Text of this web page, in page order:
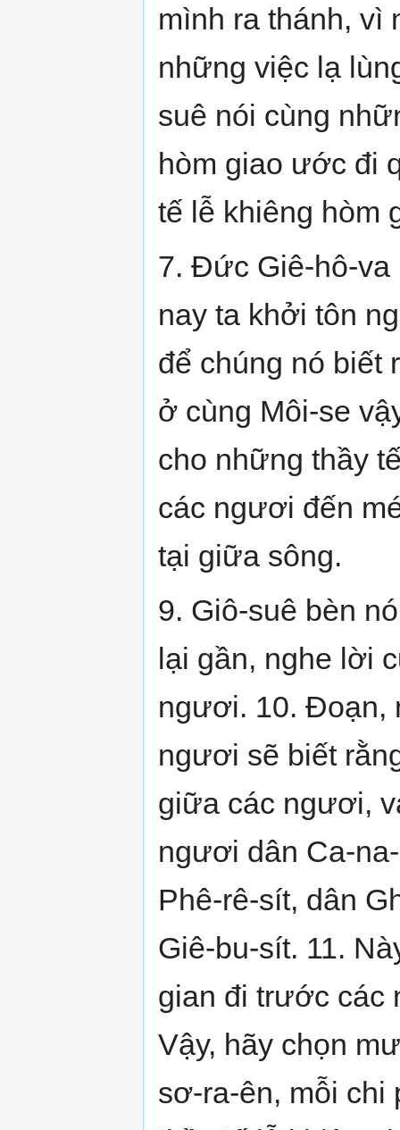
mình ra thánh, vì
những việc lạ
suê nói cùng
hòm giao ước đi
tế lễ khiêng hòm
7. Đức Giê-hô-va
nay ta khởi tôn
để chúng nó biết
ở cùng Môi-se
cho những thầy
các ngươi đến
tại giữa sông.
9. Giô-suê bèn
lại gần, nghe lời
ngươi. 10. Đoạn,
ngươi sẽ biết
giữa các ngươi,
ngươi dân Ca-
Phê-rê-sít, dân
Giê-bu-sít. 11.
gian đi trước các
Vậy, hãy chọn
sơ-ra-ên, mỗi chi